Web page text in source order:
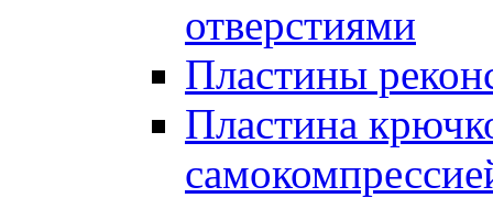
отверстиями
Пластины
Пластина